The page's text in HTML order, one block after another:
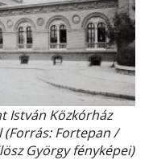
István Közkórház
Fortepan /
György fényképei)